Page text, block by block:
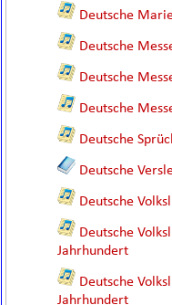
Deutsche
Deutsche
Deutsche
Deutsche
Deutsche
Deutsche
Deutsche
Deutsche
Jahrhundert
Deutsche
Jahrhundert